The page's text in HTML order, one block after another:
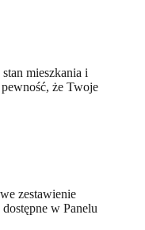
mieszkania i
że Twoje
zestawienie
w Panelu